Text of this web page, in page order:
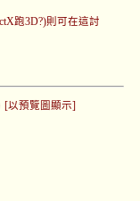
跑3D?)則可在這討
[以預覽圖顯示]